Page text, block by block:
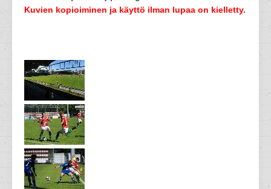
Kuvien kopioiminen ja käyttö ilman lupaa on kielletty.